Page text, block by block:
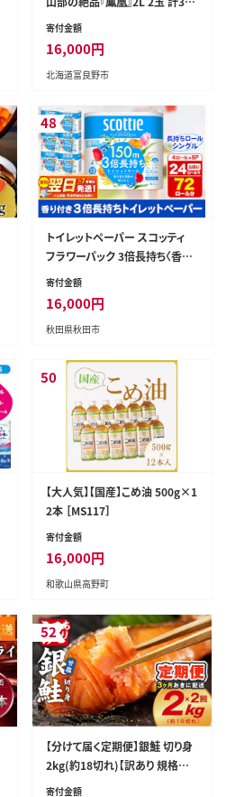
kg以上 メロン 赤肉 大玉 北海道
寄付金額
16,000円
北海道富良野市
48
トイレットペーパー スコッティ
フラワーパック 3倍長持ち〈香り
付〉4ロール(シングル)×6パック
[スコッティ フラワーパック トイ
レットペーパー 日本製紙クレシ
寄付金額
16,000円
秋田県秋田市
50
【大人気】【国産】こめ油 500g×1
2本 ［MS117］
寄付金額
16,000円
和歌山県高野町
52
【分けて届く定期便】銀鮭 切り身
2kg(約18切れ)【訳あり 規格外
甘塩 バラ凍結 海鮮 魚介 鮭 さけ
寄付金額